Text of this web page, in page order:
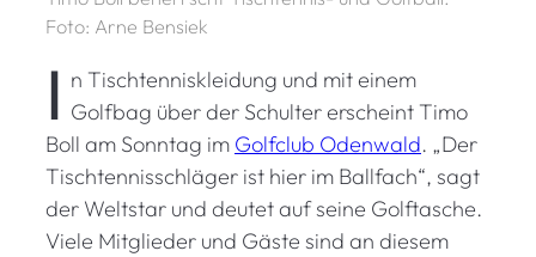
Foto: Arne Bensiek
I n Tischtenniskleidung und mit einem
Golfbag über der Schulter erscheint Timo
Boll am Sonntag im Golfclub Odenwald. „Der
Tischtennisschläger ist hier im Ballfach“, sagt
der Weltstar und deutet auf seine Golftasche.
Viele Mitglieder und Gäste sind an diesem